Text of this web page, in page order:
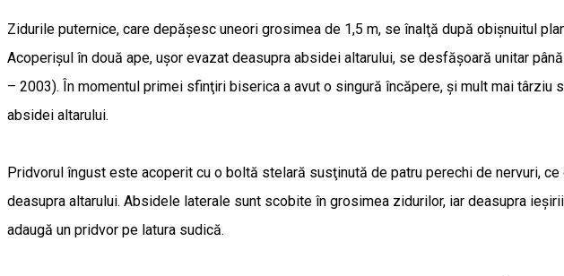
Zidurile puternice, care depăşesc uneori grosimea de 1,5 m, se înalţă după obişnuitul
Acoperişul în două ape, uşor evazat deasupra absidei altarului, se desfăşoară unitar
– 2003). În momentul primei sfinţiri biserica a avut o singură încăpere, şi mult mai
absidei altarului.
Pridvorul îngust este acoperit cu o boltă stelară susţinută de patru perechi de nervuri,
deasupra altarului. Absidele laterale sunt scobite în grosimea zidurilor, iar deasupra
adaugă un pridvor pe latura sudică.